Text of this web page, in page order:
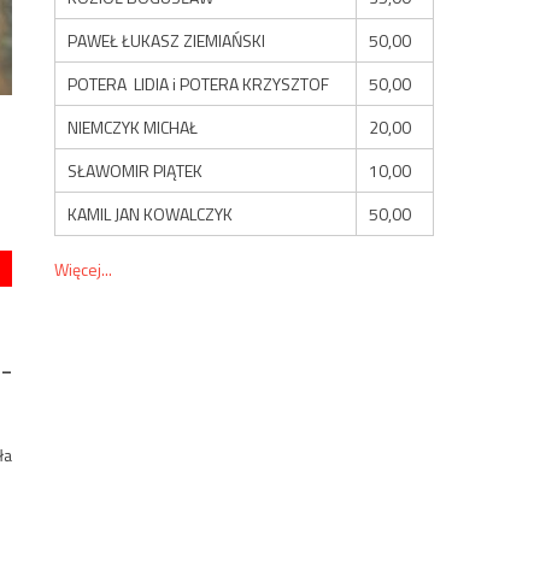
PAWEŁ ŁUKASZ ZIEMIAŃSKI
50,00
POTERA LIDIA i POTERA KRZYSZTOF
50,00
NIEMCZYK MICHAŁ
20,00
SŁAWOMIR PIĄTEK
10,00
KAMIL JAN KOWALCZYK
50,00
Więcej...